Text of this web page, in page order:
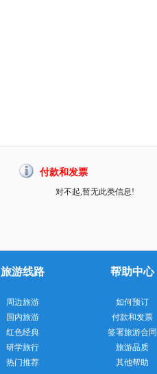
付款和发票
对不起,暂无此类信息!
旅游线路
周边旅游
国内旅游
红色经典
研学旅行
热门推荐
帮助中心
如何预订
付款和发票
签署旅游合同
旅游品质
其他帮助